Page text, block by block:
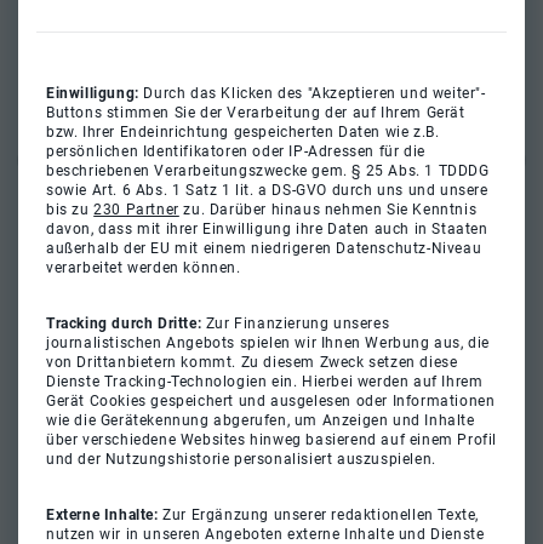
Einwilligung: Durch das Klicken des "Akzeptieren und weiter"-
Buttons stimmen Sie der Verarbeitung der auf Ihrem Gerät
bzw. Ihrer Endeinrichtung gespeicherten Daten wie z.B.
persönlichen Identifikatoren oder IP-Adressen für die
beschriebenen Verarbeitungszwecke gem. § 25 Abs. 1 TDDDG
sowie Art. 6 Abs. 1 Satz 1 lit. a DS-GVO durch uns und unsere
bis zu230 Partner zu. Darüber hinaus nehmen Sie Kenntnis
davon, dass mit ihrer Einwilligung ihre Daten auch in Staaten
außerhalb der EU mit einem niedrigeren Datenschutz-Niveau
verarbeitet werden können.
Tracking durch Dritte: Zur Finanzierung unseres
journalistischen Angebots spielen wir Ihnen Werbung aus, die
von Drittanbietern kommt. Zu diesem Zweck setzen diese
Dienste Tracking-Technologien ein. Hierbei werden auf Ihrem
Gerät Cookies gespeichert und ausgelesen oder Informationen
wie die Gerätekennung abgerufen, um Anzeigen und Inhalte
über verschiedene Websites hinweg basierend auf einem Profil
und der Nutzungshistorie personalisiert auszuspielen.
Externe Inhalte:Zur Ergänzung unserer redaktionellen Texte,
nutzen wir in unseren Angeboten externe Inhalte und Dienste